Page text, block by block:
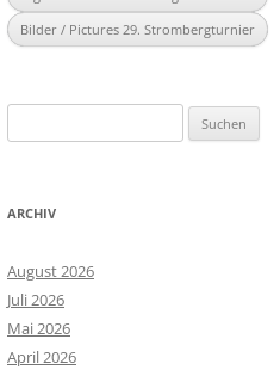
Bilder / Pictures 29. Strombergturnier
nach:
ARCHIV
August 2026
Juli 2026
Mai 2026
April 2026